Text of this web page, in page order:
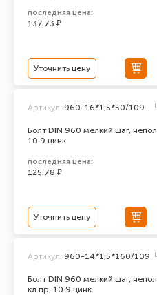
последняя цена:
137.73 ₽
Уточнить цену
Болт DIN 960 мелкий шаг,
10.9 цинк
Артикул: 960-16*1,5*50/109
последняя цена:
125.78 ₽
Уточнить цену
Болт DIN 960 мелкий шаг,
кл.пр. 10.9 цинк
Артикул: 960-14*1,5*160/109